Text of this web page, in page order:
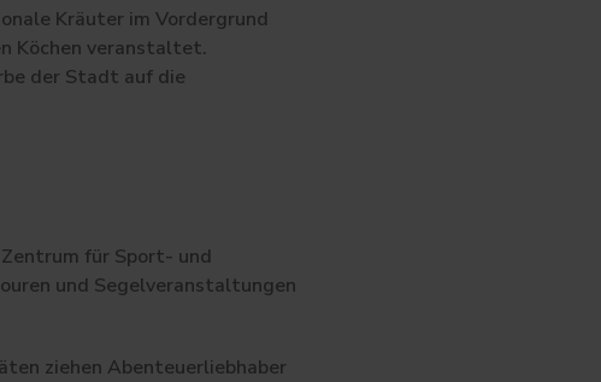
Kräuter im Vordergrund
Köchen veranstaltet.
der Stadt auf die
für Sport- und
und Segelveranstaltungen
ziehen Abenteuerliebhaber